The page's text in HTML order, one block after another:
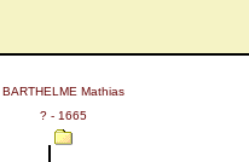
BARTHELME Mathias
? - 1665